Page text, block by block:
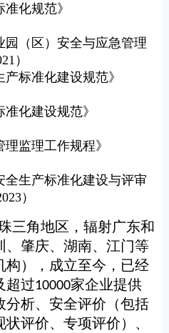
化规范》
园（区）安全与应急管理
）
标准化建设规范》
化建设规范》
监理工作规程》
全生产标准化建设与评审
）
三角地区，辐射广东和
、肇庆、湖南、江门等
构），成立至今，已经
超过10000家企业提供
分析、安全评价（包括
评价、专项评价）、